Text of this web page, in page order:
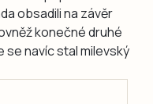
obsadili na závěr
konečné druhé
navíc stal milevský